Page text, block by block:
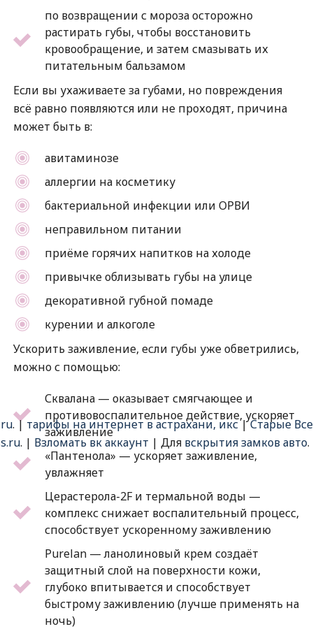
. | тарифы на интернет в астрахани, икс|Старые Все
. | Взломать вк аккаунт | Для вскрытия замков авто.
по возвращении с мороза осторожно
растирать губы, чтобы восстановить
кровообращение, и затем смазывать их
питательным бальзамом
Если вы ухаживаете за губами, но повреждения
всё равно появляются или не проходят, причина
может быть в:
авитаминозе
аллергии на косметику
бактериальной инфекции или ОРВИ
неправильном питании
приёме горячих напитков на холоде
привычке облизывать губы на улице
декоративной губной помаде
курении и алкоголе
Ускорить заживление, если губы уже обветрились,
можно с помощью:
Сквалана — оказывает смягчающее и
противовоспалительное действие, ускоряет
заживление⠀
«Пантенола» — ускоряет заживление,
увлажняет
Церастерола-2F и термальной воды —
комплекс снижает воспалительный процесс,
способствует ускоренному заживлению
Purelan — ланолиновый крем создаёт
защитный слой на поверхности кожи,
глубоко впитывается и способствует
быстрому заживлению (лучше применять на
ночь)